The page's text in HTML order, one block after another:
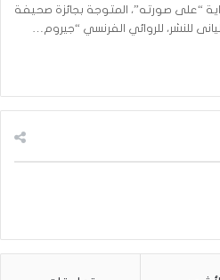
“على صورته”، المتوجة بجائزة صحيفة
للنشر، للروائي الفرنسي “جيروم…